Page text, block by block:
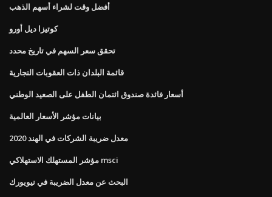
أفضل وقت لشراء أسهم الذهب
كوتيزا ديل أورو
تحقق سعر السهم في تاريخ محدد
قائمة البلدان ذات العقوبات التجارية
أسعار فائدة صندوق ائتمان الطفل على الصعيد الوطني
بيانات مؤشر الأسعار العالمية
معدل ضريبة الشركات في الهند 2020
مؤشر المستهلك الاستهلاكي msci
البحث عن معدل الضريبة في نيويورك